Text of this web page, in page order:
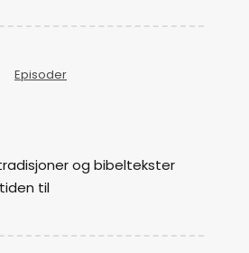
Episoder
og bibeltekster
til